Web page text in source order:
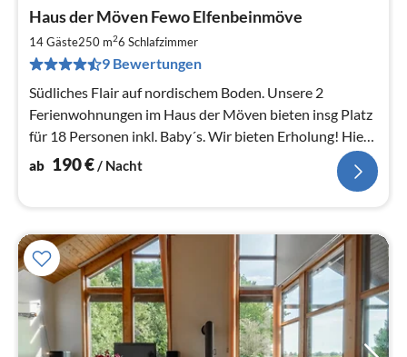
Haus der Möven Fewo Elfenbeinmöve
14 Gäste250 m26 Schlafzimmer
9 Bewertungen
Südliches Flair auf nordischem Boden. Unsere 2
Ferienwohnungen im Haus der Möven bieten insg Platz
für 18 Personen inkl. Baby´s. Wir bieten Erholung! Hier
die Fewo Elfenbeinmöve.
ab 190€/ Nacht